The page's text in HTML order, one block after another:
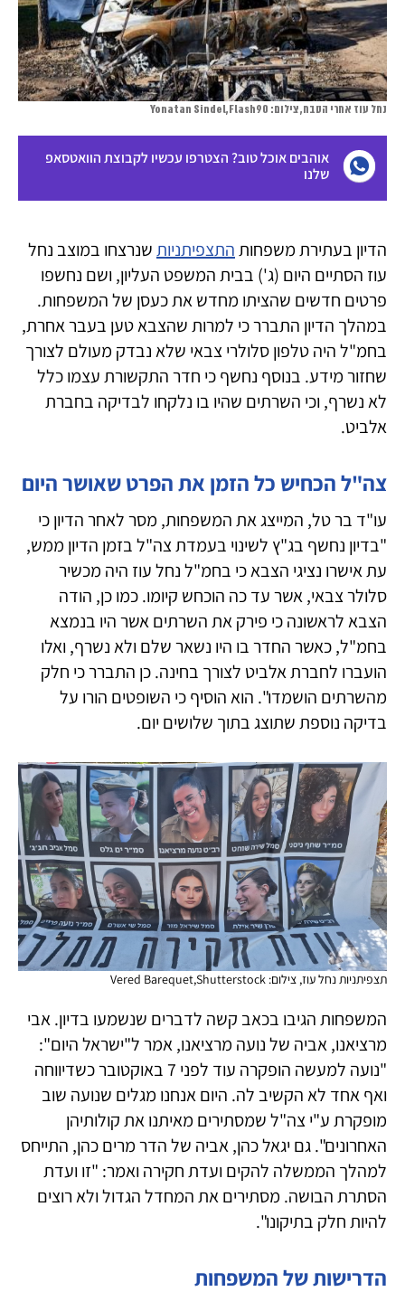
נחל עוז אחרי הטבח, צילום: Yonatan Sindel,Flash90
אוהבים אוכל טוב? הצטרפו עכשיו לקבוצת הוואטסאפ
שלנו
הדיון בעתירת משפחותהתצפיתניותשנרצחו במוצב נחל
עוז הסתיים היום (ג') בבית המשפט העליון, ושם נחשפו
פרטים חדשים שהציתו מחדש את כעסן של המשפחות.
במהלך הדיון התברר כי למרות שהצבא טען בעבר אחרת,
בחמ"ל היה טלפון סלולרי צבאי שלא נבדק מעולם לצורך
שחזור מידע. בנוסף נחשף כי חדר התקשורת עצמו כלל
לא נשרף, וכי השרתים שהיו בו נלקחו לבדיקה בחברת
אלביט.
צה"ל הכחיש כל הזמן את הפרט שאושר היום
עו"ד בר טל, המייצג את המשפחות, מסר לאחר הדיון כי
"בדיון נחשף בג"ץ לשינוי בעמדת צה"ל בזמן הדיון ממש,
עת אישרו נציגי הצבא כי בחמ"ל נחל עוז היה מכשיר
סלולר צבאי, אשר עד כה הוכחש קיומו. כמו כן, הודה
הצבא לראשונה כי פירק את השרתים אשר היו בנמצא
בחמ"ל, כאשר החדר בו היו נשאר שלם ולא נשרף, ואלו
הועברו לחברת אלביט לצורך בחינה. כן התברר כי חלק
מהשרתים הושמדו". הוא הוסיף כי השופטים הורו על
בדיקה נוספת שתוצג בתוך שלושים יום.
תצפיתניות נחל עוז, צילום: Vered Barequet,Shutterstock
המשפחות הגיבו בכאב קשה לדברים שנשמעו בדיון. אבי
מרציאנו, אביה של נועה מרציאנו, אמר ל"ישראל היום":
"נועה למעשה הופקרה עוד לפני 7 באוקטובר כשדיווחה
ואף אחד לא הקשיב לה. היום אנחנו מגלים שנועה שוב
מופקרת ע"י צה"ל שמסתירים מאיתנו את קולותיהן
האחרונים". גם יגאל כהן, אביה של הדר מרים כהן, התייחס
למהלך הממשלה להקים ועדת חקירה ואמר: "זו ועדת
הסתרת הבושה. מסתירים את המחדל הגדול ולא רוצים
להיות חלק בתיקונו".
הדרישות של המשפחות